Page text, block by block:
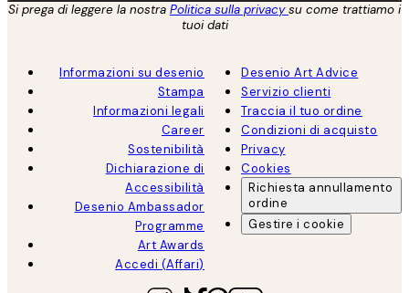
Si prega di leggere la nostra Politica sulla privacysu come trattiamo i
tuoi dati
Informazioni su desenio
Stampa
Informazioni legali
Career
Sostenibilità
Dichiarazione di
Accessibilità
Desenio Ambassador
Programme
Art Awards
Accedi (Affari)
Desenio Art Advice
Servizio clienti
Traccia il tuo ordine
Condizioni di acquisto
Privacy
Cookies
Richiesta annullamento
ordine
Gestire i cookie